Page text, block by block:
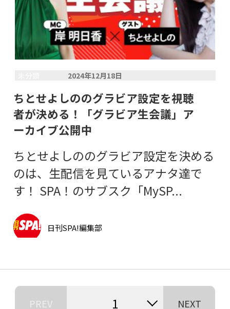
2024年12月18日
ちとせよしののグラビア設定を視聴
者が決める！「グラビア生会議」ア
ーカイブ公開中
ちとせよしののグラビア設定を決める
のは、生配信を見ているアナタ達で
す！ SPA！のサブスク「MySP...
日刊SPA!編集部
PREV 1 NEXT